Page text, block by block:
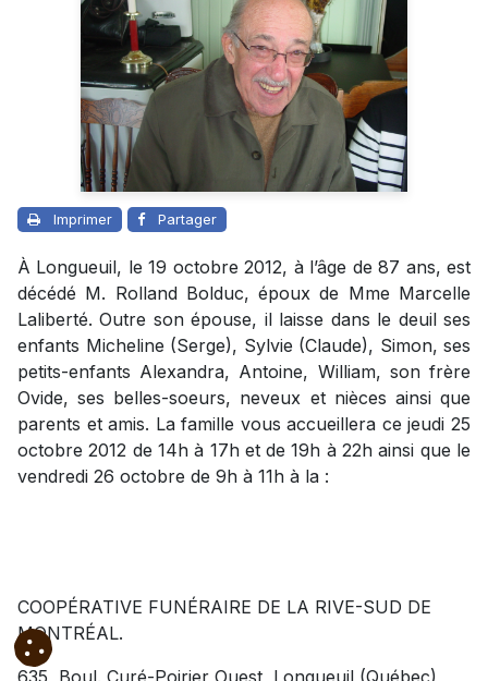
Imprimer Partager
À Longueuil, le 19 octobre 2012, à l’âge de 87 ans, est
décédé M. Rolland Bolduc, époux de Mme Marcelle
Laliberté. Outre son épouse, il laisse dans le deuil ses
enfants Micheline (Serge), Sylvie (Claude), Simon, ses
petits-enfants Alexandra, Antoine, William, son frère
Ovide, ses belles-soeurs, neveux et nièces ainsi que
parents et amis. La famille vous accueillera ce jeudi 25
octobre 2012 de 14h à 17h et de 19h à 22h ainsi que le
vendredi 26 octobre de 9h à 11h à la :
COOPÉRATIVE FUNÉRAIRE DE LA RIVE-SUD DE
MONTRÉAL.